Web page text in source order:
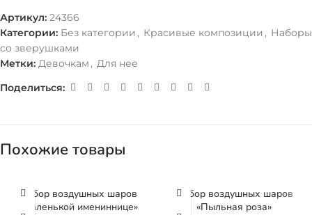
Артикул: 24366
Категории: Без категории , Красивые композиции , Наборы
со зверушками
Метки: Девочкам , Для нее
Поделиться:
Похожие товары
Набор воздушных шаров
«Маленькой имениннице»
Набор воздушных шаров
«Пыльная роза»